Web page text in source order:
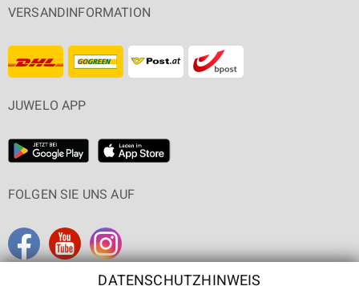
VERSANDINFORMATION
JUWELO APP
FOLGEN SIE UNS AUF
DATENSCHUTZHINWEIS